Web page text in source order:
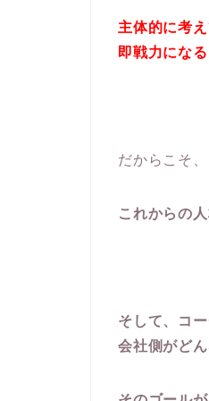
主体的に考
即戦力になる
だからこそ、
これからの
そして、コ
会社側がど